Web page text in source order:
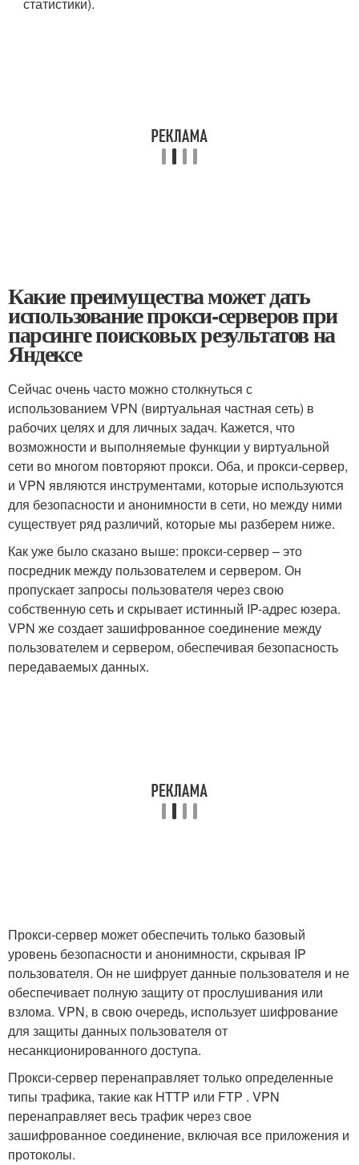
статистики).
Какие преимущества может дать
использование прокси-серверов при
парсинге поисковых результатов на
Яндексе
Сейчас очень часто можно столкнуться с
использованием VPN (виртуальная частная сеть) в
рабочих целях и для личных задач. Кажется, что
возможности и выполняемые функции у виртуальной
сети во многом повторяют прокси. Оба, и прокси-сервер,
и VPN являются инструментами, которые используются
для безопасности и анонимности в сети, но между ними
существует ряд различий, которые мы разберем ниже.
Как уже было сказано выше: прокси-сервер – это
посредник между пользователем и сервером. Он
пропускает запросы пользователя через свою
собственную сеть и скрывает истинный IP-адрес юзера.
VPN же создает зашифрованное соединение между
пользователем и сервером, обеспечивая безопасность
передаваемых данных.
Прокси-сервер может обеспечить только базовый
уровень безопасности и анонимности, скрывая IP
пользователя. Он не шифрует данные пользователя и не
обеспечивает полную защиту от прослушивания или
взлома. VPN, в свою очередь, использует шифрование
для защиты данных пользователя от
несанкционированного доступа.
Прокси-сервер перенаправляет только определенные
типы трафика, такие как HTTP или FTP . VPN
перенаправляет весь трафик через свое
зашифрованное соединение, включая все приложения и
протоколы.